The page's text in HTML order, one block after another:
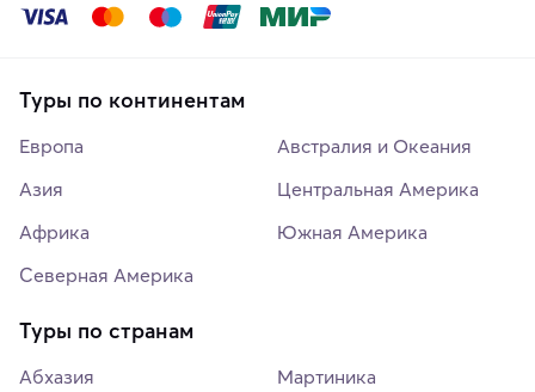
Туры по континентам
Европа
Азия
Африка
Северная Америка
Австралия и Океания
Центральная Америка
Южная Америка
Туры по странам
Абхазия
Мартиника